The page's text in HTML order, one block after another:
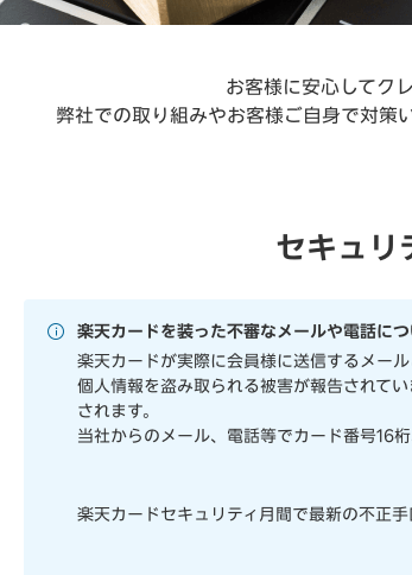
お客様に安心してク
弊社での取り組みやお客様ご自身で対策
セキュリ
楽天カードを装った不審なメールや電話につ
楽天カードが実際に会員様に送信するメー
個人情報を盗み取られる被害が報告され
されます。
当社からのメール、電話等でカード番号16
楽天カードセキュリティ月間で最新の不正